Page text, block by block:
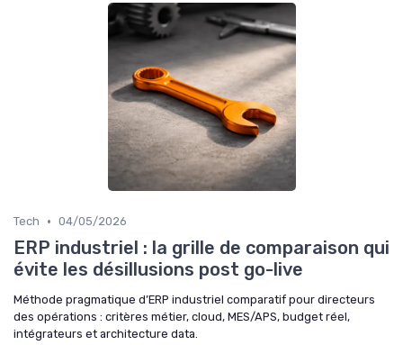
Tech • 04/05/2026
ERP industriel : la grille de comparaison qui
évite les désillusions post go-live
Méthode pragmatique d’ERP industriel comparatif pour directeurs
des opérations : critères métier, cloud, MES/APS, budget réel,
intégrateurs et architecture data.